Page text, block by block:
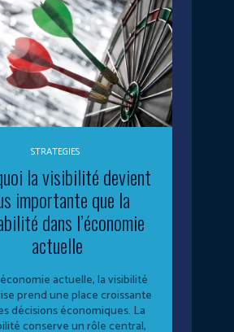
STRATEGIES
la visibilité devient
importante que la
dans l’économie
actuelle
actuelle, la visibilité
prend une place croissante
décisions économiques. La
conserve un rôle central,